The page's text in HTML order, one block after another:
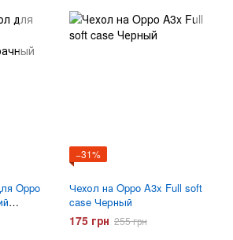
Oppo
−31%
Чехол на Oppo A3x Full soft
case Черный
175 грн 255 грн